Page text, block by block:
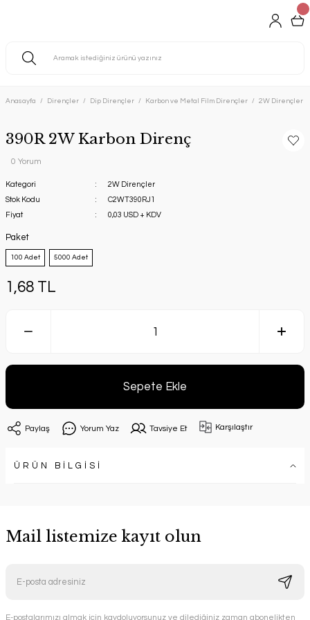
Anasayfa Dirençler Dip Dirençler Karbon ve Metal Film Dirençler 2W Dirençler
390R 2W Karbon Direnç
0 Yorum
Kategori
2W Dirençler
Stok Kodu
C2WT390RJ1
Fiyat
0,03 USD + KDV
Paket
100 Adet 5000 Adet
1,68 TL
Sepete Ekle
Paylaş Yorum Yaz Tavsiye Et Karşılaştır
ÜRÜN BİLGİSİ
Mail listemize kayıt olun
E-postalarımızı almak için kaydoluyorsunuz ve dilediğiniz zaman abonelikten